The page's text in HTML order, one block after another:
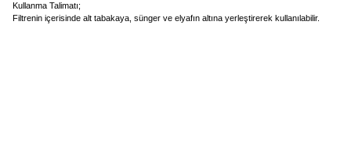
Kullanma Talimatı;
Filtrenin içerisinde alt tabakaya, sünger ve elyafın altına yerleştirerek kullanılabilir.